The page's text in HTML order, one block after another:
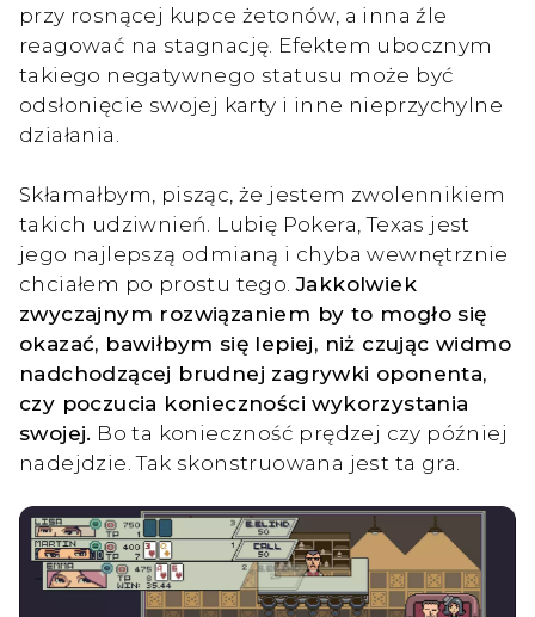
przy rosnącej kupce żetonów, a inna źle
reagować na stagnację. Efektem ubocznym
takiego negatywnego statusu może być
odsłonięcie swojej karty i inne nieprzychylne
działania.
Skłamałbym, pisząc, że jestem zwolennikiem
takich udziwnień. Lubię Pokera, Texas jest
jego najlepszą odmianą i chyba wewnętrznie
chciałem po prostu tego.Jakkolwiek
zwyczajnym rozwiązaniem by to mogło się
okazać, bawiłbym się lepiej, niż czując widmo
nadchodzącej brudnej zagrywki oponenta,
czy poczucia konieczności wykorzystania
swojej. Bo ta konieczność prędzej czy później
nadejdzie. Tak skonstruowana jest ta gra.